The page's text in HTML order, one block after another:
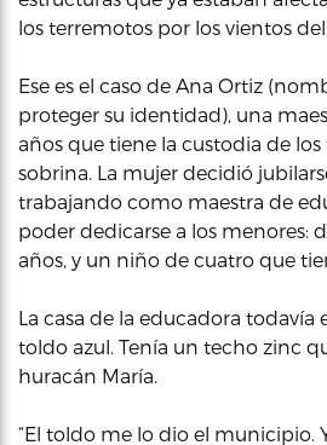
los terremotos por los vientos
Ese es el caso de Ana Ortiz
proteger su identidad), una
años que tiene la custodia de los
sobrina. La mujer decidió
trabajando como maestra de
poder dedicarse a los menores:
años, y un niño de cuatro que
La casa de la educadora todavía
toldo azul. Tenía un techo zinc
huracán María.
“El toldo me lo dio el municipio.